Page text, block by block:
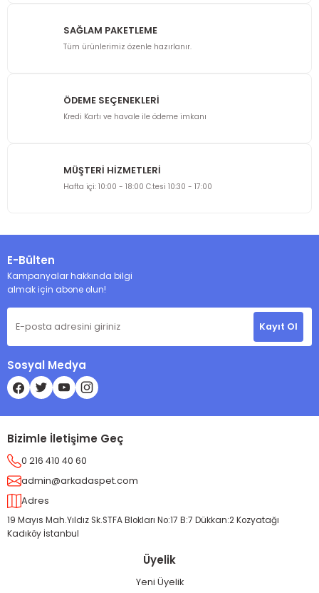
SAĞLAM PAKETLEME
Tüm ürünlerimiz özenle hazırlanır.
ÖDEME SEÇENEKLERİ
Kredi Kartı ve havale ile ödeme imkanı
MÜŞTERİ HİZMETLERİ
Hafta içi: 10:00 - 18:00 C.tesi 10:30 - 17:00
E-Bülten
Kampanyalar hakkında bilgi
almak için abone olun!
Kayıt Ol
Sosyal Medya
Bizimle İletişime Geç
0 216 410 40 60
admin@arkadaspet.com
Adres
19 Mayıs Mah.Yıldız Sk.STFA Blokları No:17 B:7 Dükkan:2 Kozyatağı
Kadıköy İstanbul
Üyelik
Yeni Üyelik